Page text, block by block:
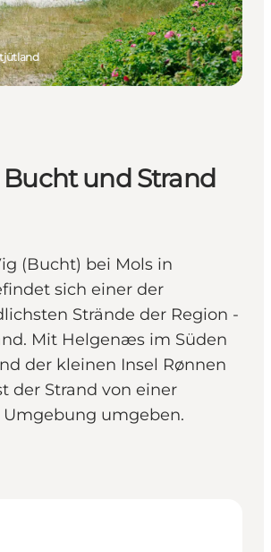
und Strand
(Bucht) bei Mols in
sich einer der
Strände der Region -
Mit Helgenæs im Süden
der kleinen Insel Rønnen
der Strand von einer
umgeben.